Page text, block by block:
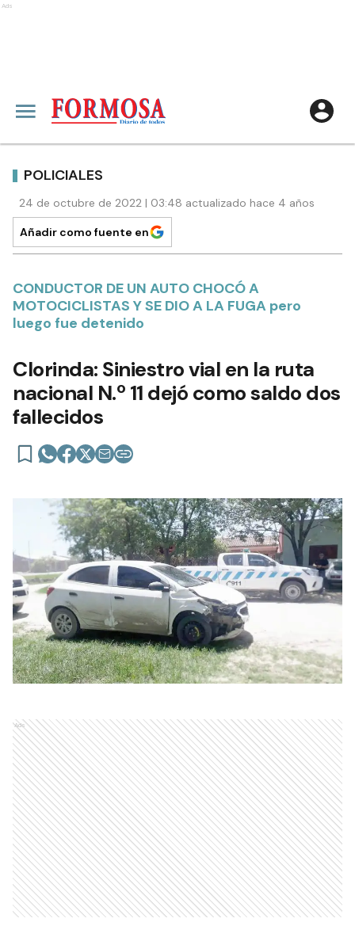
Ads
POLICIALES
24 de octubre de 2022 | 03:48 actualizado hace 4 años
Añadir como fuente en
CONDUCTOR DE UN AUTO CHOCÓ A
MOTOCICLISTAS Y SE DIO A LA FUGA pero
luego fue detenido
Clorinda: Siniestro vial en la ruta
nacional N.º 11 dejó como saldo dos
fallecidos
Ads